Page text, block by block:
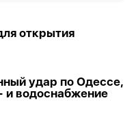
открытия
удар по Одессе,
и водоснабжение